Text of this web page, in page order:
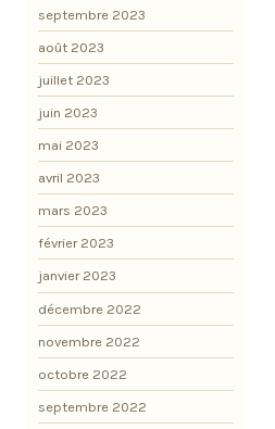
septembre 2023
août 2023
juillet 2023
juin 2023
mai 2023
avril 2023
mars 2023
février 2023
janvier 2023
décembre 2022
novembre 2022
octobre 2022
septembre 2022